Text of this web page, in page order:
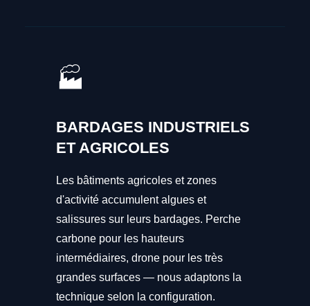
🏭
BARDAGES INDUSTRIELS
ET AGRICOLES
Les bâtiments agricoles et zones
d'activité accumulent algues et
salissures sur leurs bardages. Perche
carbone pour les hauteurs
intermédiaires, drone pour les très
grandes surfaces — nous adaptons la
technique selon la configuration.